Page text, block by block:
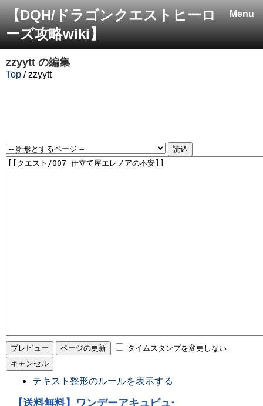
Menu
【DQH/ドラゴンクエストヒーロ
ーズ攻略wiki】
zzyytt の編集
Top / zzyytt
タイムスタンプを変更しない
テキスト整形のルールを表示する